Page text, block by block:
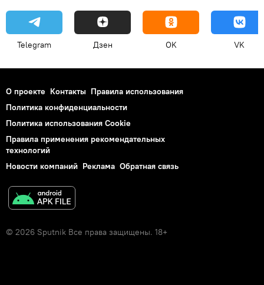
Telegram Дзен OK VK
О проекте Контакты Правила использования
Политика конфиденциальности
Политика использования Cookie
Правила применения рекомендательных
технологий
Новости компаний Реклама Обратная связь
© 2026 Sputnik Все права защищены. 18+